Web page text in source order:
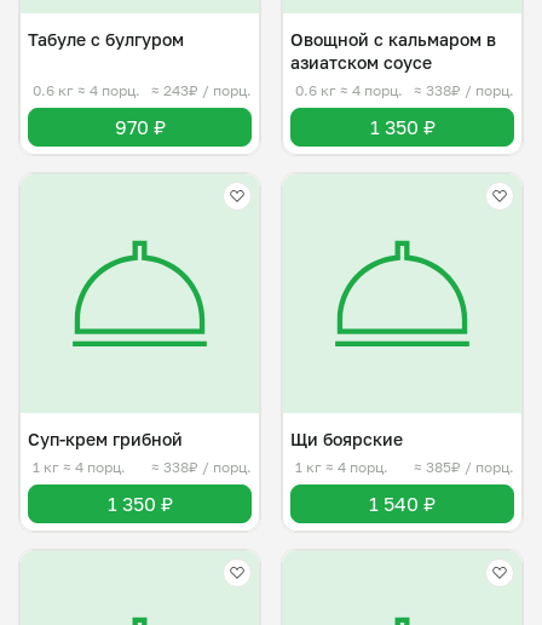
Табуле с булгуром
0.6 кг ≈ 4 порц. ≈ 243₽ / порц.
970 ₽
Овощной с кальмаром в
азиатском соусе
0.6 кг ≈ 4 порц. ≈ 338₽ / порц.
1 350 ₽
Суп-крем грибной
1 кг ≈ 4 порц. ≈ 338₽ / порц.
1 350 ₽
Щи боярские
1 кг ≈ 4 порц. ≈ 385₽ / порц.
1 540 ₽